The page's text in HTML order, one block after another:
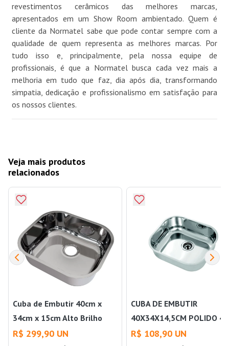
revestimentos cerâmicos das melhores marcas,
apresentados em um Show Room ambientado. Quem é
cliente da Normatel sabe que pode contar sempre com a
qualidade de quem representa as melhores marcas. Por
tudo isso e, principalmente, pela nossa equipe de
profissionais, é que a Normatel busca cada vez mais a
melhoria em tudo que faz, dia após dia, transformando
simpatia, dedicação e profissionalismo em satisfação para
os nossos clientes.
Veja mais produtos
relacionados
Cuba de Embutir 40cm x
34cm x 15cm Alto Brilho
304 Sem Válvula 3,5" Inox -
R$ 299,90 UN
CUBA DE EMBUTIR
40X34X14,5CM POLIDO
SEM VÁLVULA 3,5" DOCOL
R$ 108,90 UN